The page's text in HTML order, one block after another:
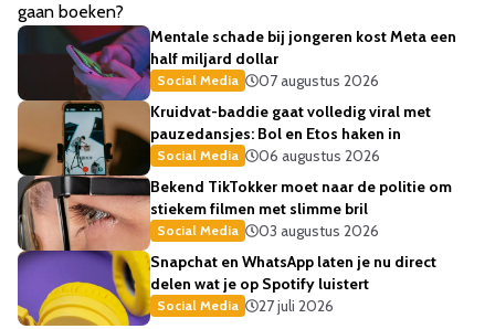
gaan boeken?
Mentale schade bij jongeren kost Meta een
half miljard dollar
Social Media
07 augustus 2026
Kruidvat-baddie gaat volledig viral met
pauzedansjes: Bol en Etos haken in
Social Media
06 augustus 2026
Bekend TikTokker moet naar de politie om
stiekem filmen met slimme bril
Social Media
03 augustus 2026
Snapchat en WhatsApp laten je nu direct
delen wat je op Spotify luistert
Social Media 27 juli 2026